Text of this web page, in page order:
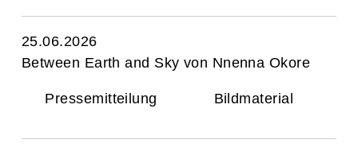
25.06.2026
Between Earth and Sky von Nnenna Okore
Pressemitteilung Bildmaterial